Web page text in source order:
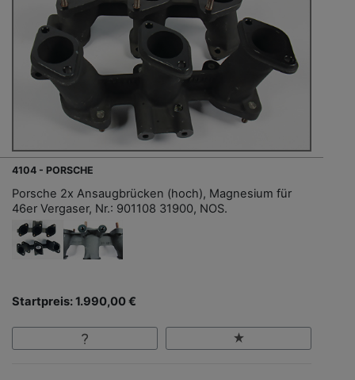
4104 - PORSCHE
Porsche 2x Ansaugbrücken (hoch), Magnesium für
46er Vergaser, Nr.: 901108 31900, NOS.
Startpreis: 1.990,00 €